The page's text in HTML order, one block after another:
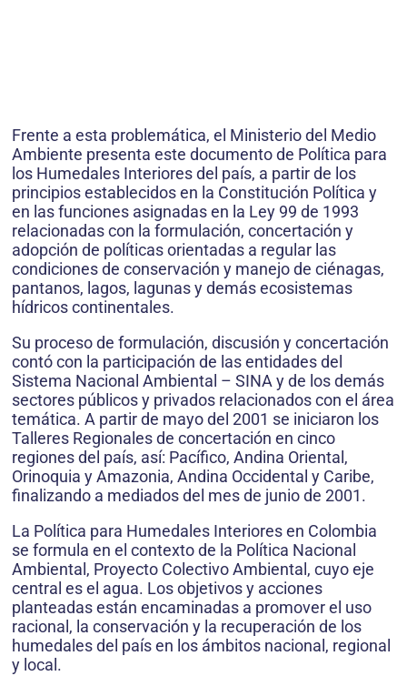
Frente a esta problemática, el Ministerio del Medio
Ambiente presenta este documento de Política para
los Humedales Interiores del país, a partir de los
principios establecidos en la Constitución Política y
en las funciones asignadas en la Ley 99 de 1993
relacionadas con la formulación, concertación y
adopción de políticas orientadas a regular las
condiciones de conservación y manejo de ciénagas,
pantanos, lagos, lagunas y demás ecosistemas
hídricos continentales.
Su proceso de formulación, discusión y concertación
contó con la participación de las entidades del
Sistema Nacional Ambiental – SINA y de los demás
sectores públicos y privados relacionados con el área
temática. A partir de mayo del 2001 se iniciaron los
Talleres Regionales de concertación en cinco
regiones del país, así: Pacífico, Andina Oriental,
Orinoquia y Amazonia, Andina Occidental y Caribe,
finalizando a mediados del mes de junio de 2001.
La Política para Humedales Interiores en Colombia
se formula en el contexto de la Política Nacional
Ambiental, Proyecto Colectivo Ambiental, cuyo eje
central es el agua. Los objetivos y acciones
planteadas están encaminadas a promover el uso
racional, la conservación y la recuperación de los
humedales del país en los ámbitos nacional, regional
y local.